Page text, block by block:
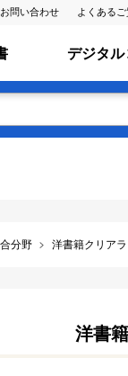
お問い合わせ よくあるご
デジタ
分野 洋書籍クリア
洋書